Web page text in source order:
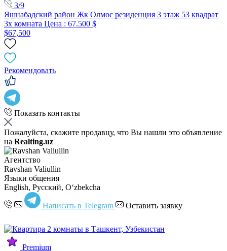
3/9
Яшнабадский район Жк Олмос резиденция 3 этаж 53 квадрат
3x комната Цена : 67.500 $
$67,500
Рекомендовать
Показать контакты
Пожалуйста, скажите продавцу, что Вы нашли это объявление
на Realting.uz
Агентство
Ravshan Valiullin
Языки общения
English, Русский, Oʻzbekcha
Написать в Telegram Оставить заявку
Premium